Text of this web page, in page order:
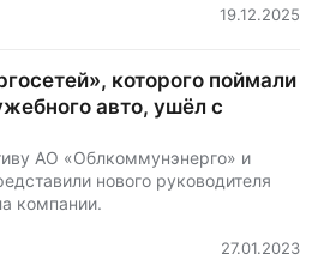
19.12.2025
которого поймали
авто, ушёл с
АО «Облкоммунэнерго» и
нового руководителя
компании.
27.01.2023